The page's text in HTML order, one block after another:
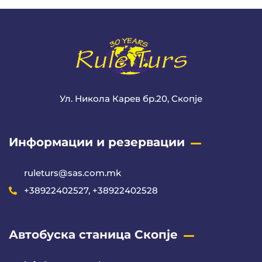
Ул. Никола Карев бр.20, Скопје
Информации и резервации
ruleturs@sas.com.mk
+38922402527, +38922402528
Автобуска станица Скопје